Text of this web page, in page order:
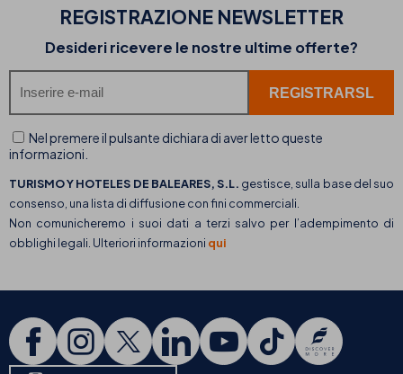
REGISTRAZIONE NEWSLETTER
Desideri ricevere le nostre ultime offerte?
Nel premere il pulsante dichiara di aver letto queste
informazioni.
TURISMO Y HOTELES DE BALEARES, S.L. gestisce, sulla base del suo
consenso, una lista di diffusione con fini commerciali.
Non comunicheremo i suoi dati a terzi salvo per l’adempimento di
obblighi legali. Ulteriori informazioni qui